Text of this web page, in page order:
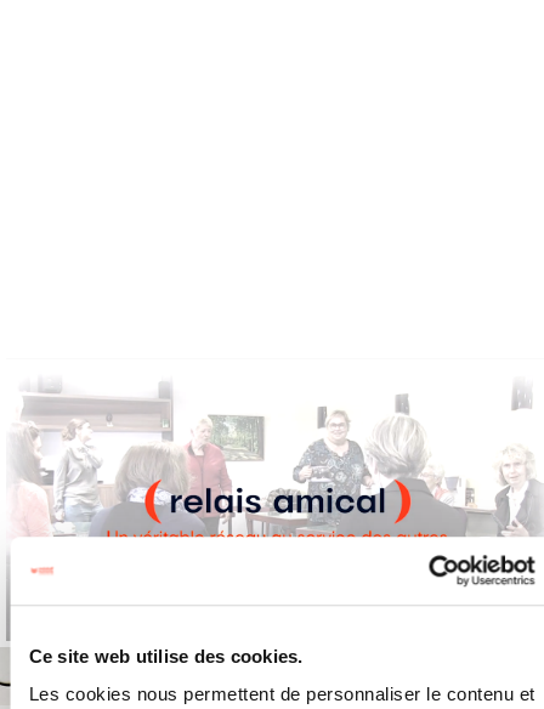
Ce site web utilise des cookies.
Les cookies nous permettent de personnaliser le contenu et